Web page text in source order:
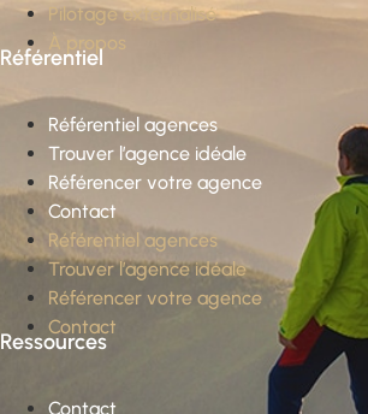
Pilotage externalisé
À propos
Référentiel
Référentiel agences
Trouver l’agence idéale
Référencer votre agence
Contact
Référentiel agences
Trouver l’agence idéale
Référencer votre agence
Contact
Ressources
Contact